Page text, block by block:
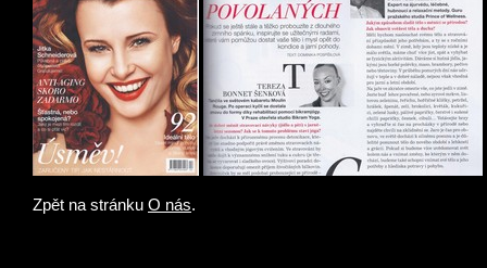
Zpět na stránku O nás.